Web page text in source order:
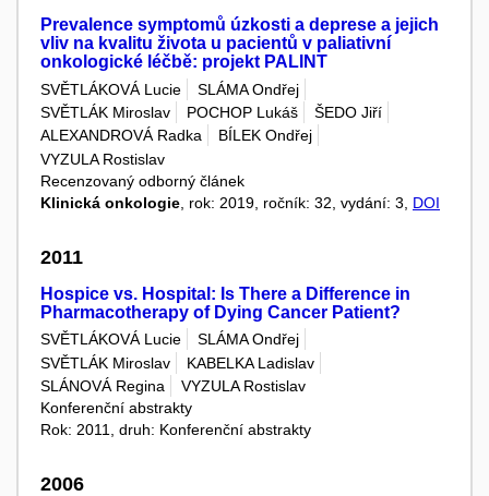
Prevalence symptomů úzkosti a deprese a jejich
vliv na kvalitu života u pacientů v paliativní
onkologické léčbě: projekt PALINT
SVĚTLÁKOVÁ Lucie
SLÁMA Ondřej
SVĚTLÁK Miroslav
POCHOP Lukáš
ŠEDO Jiří
ALEXANDROVÁ Radka
BÍLEK Ondřej
VYZULA Rostislav
Recenzovaný odborný článek
Klinická onkologie , rok: 2019, ročník: 32, vydání: 3, DOI
2011
Hospice vs. Hospital: Is There a Difference in
Pharmacotherapy of Dying Cancer Patient?
SVĚTLÁKOVÁ Lucie
SLÁMA Ondřej
SVĚTLÁK Miroslav
KABELKA Ladislav
SLÁNOVÁ Regina
VYZULA Rostislav
Konferenční abstrakty
Rok: 2011, druh: Konferenční abstrakty
2006